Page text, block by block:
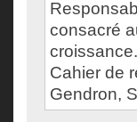
consacré
Cahier de
Gendron,